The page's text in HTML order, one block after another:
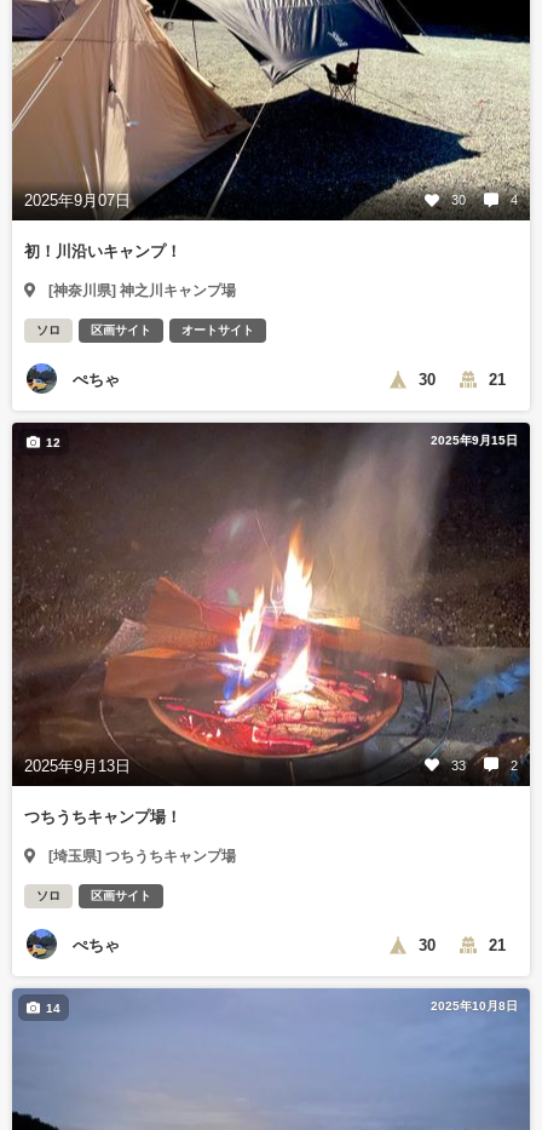
2025年9月07日 30 4
初！川沿いキャンプ！
[神奈川県] 神之川キャンプ場
ソロ 区画サイト オートサイト
ぺちゃ 30 21
2025年9月15日
2025年9月13日 33 2
12
つちうちキャンプ場！
[埼玉県] つちうちキャンプ場
ソロ 区画サイト
ぺちゃ 30 21
2025年10月8日
14